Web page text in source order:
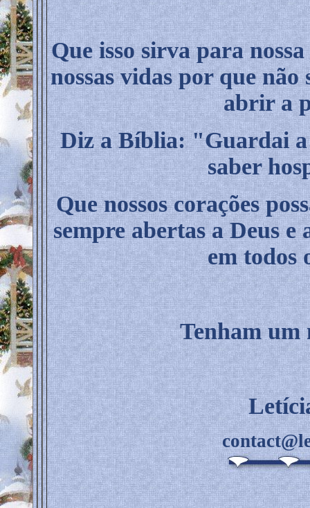
Que isso sirva para
nossas vidas por que não
abrir a
Diz a Bíblia: "Guardai a
saber
Que nossos corações
sempre abertas a Deus e
em todos
Tenham um